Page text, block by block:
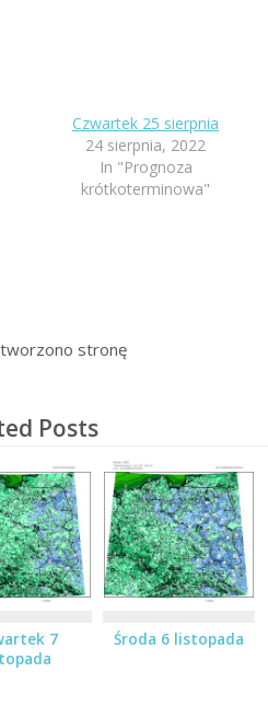
Czwartek 25 sierpnia
24 sierpnia, 2022
In "Prognoza
krótkoterminowa"
stronę
Posts
7
Środa 6 listopada